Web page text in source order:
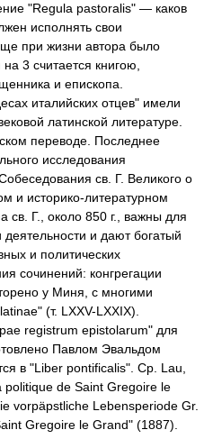
"Regula pastoralis" — каков
исполнять свои
при жизни автора было
3 считается книгою,
и епископа.
италийских отцев" имели
латинской литературе.
переводе. Последнее
исследования
св. Г. Великого о
и историко-литературном
Г., около 850 г., важны для
деятельности и дают богатый
и политических
сочинений: конгрегации
у Миня, с многими
(т. LXXV-LXXIX).
registrum epistolarum" для
Павлом Эвальдом
в "Liber pontificalis". Ср. Lau,
de Saint Gregoire le
vorpäpstliche Lebensperiode Gr.
Gregoire le Grand" (1887).